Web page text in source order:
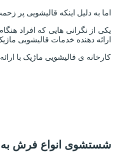
اما به دلیل اینکه قالیشویی پر
یکی از نگرانی هایی که افراد
ارائه دهنده خدمات قالیشویی
کارخانه ی قالیشویی ماژیک با
شستشوی انواع فرش